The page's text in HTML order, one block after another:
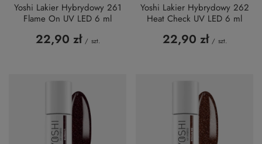
Yoshi Lakier Hybrydowy 261
Flame On UV LED 6 ml
22,90 zł / szt.
Yoshi Lakier Hybrydowy 262
Heat Check UV LED 6 ml
22,90 zł / szt.